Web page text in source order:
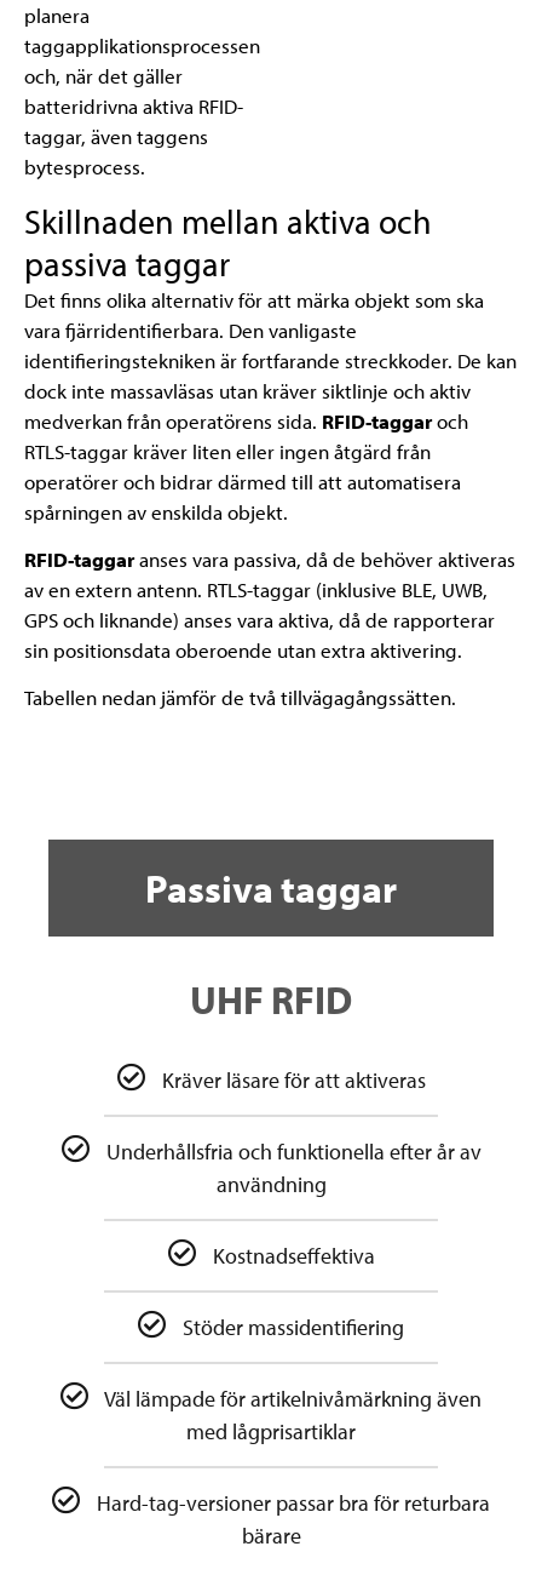
planera
taggapplikationsprocessen
och, när det gäller
batteridrivna aktiva RFID-
taggar, även taggens
bytesprocess.
Skillnaden mellan aktiva och
passiva taggar
Det finns olika alternativ för att märka objekt som ska
vara fjärridentifierbara. Den vanligaste
identifieringstekniken är fortfarande streckkoder. De kan
dock inte massavläsas utan kräver siktlinje och aktiv
medverkan från operatörens sida. RFID-taggaroch
RTLS-taggar kräver liten eller ingen åtgärd från
operatörer och bidrar därmed till att automatisera
spårningen av enskilda objekt.
RFID-taggaranses vara passiva, då de behöver aktiveras
av en extern antenn. RTLS-taggar (inklusive BLE, UWB,
GPS och liknande) anses vara aktiva, då de rapporterar
sin positionsdata oberoende utan extra aktivering.
Tabellen nedan jämför de två tillvägagångssätten.
Passiva taggar
UHF RFID
Kräver läsare för att aktiveras
Underhållsfria och funktionella efter år av
användning
Kostnadseffektiva
Stöder massidentifiering
Väl lämpade för artikelnivåmärkning även
med lågprisartiklar
Hard-tag-versioner passar bra för returbara
bärare